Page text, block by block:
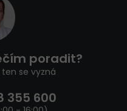
poradit?
se vyzná
355 600